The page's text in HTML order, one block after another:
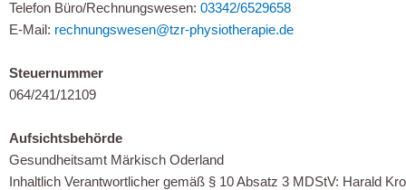
Telefon Büro/Rechnungswesen: 03342/6529658
E-Mail: rechnungswesen@tzr-physiotherapie.de
Steuernummer
064/241/12109
Aufsichtsbehörde
Gesundheitsamt Märkisch Oderland
Inhaltlich Verantwortlicher gemäß § 10 Absatz 3 MDStV: Harald